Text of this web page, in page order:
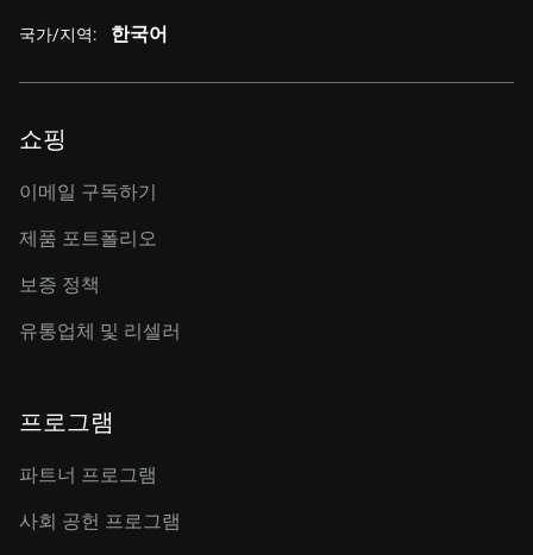
국가/지역: 한국어
쇼핑
이메일 구독하기
제품 포트폴리오
보증 정책
유통업체 및 리셀러
프로그램
파트너 프로그램
사회 공헌 프로그램